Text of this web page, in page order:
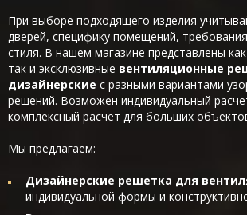
При выборе подходящего изделия
дверей, специфику помещений,
стиля. В нашем магазине представлены
так и эксклюзивные вентиляционные
дизайнерские с разными вариантами
решений. Возможен индивидуальный
комплексный расчёт для больших
Мы предлагаем:
Дизайнерские решетка для
индивидуальной формы и